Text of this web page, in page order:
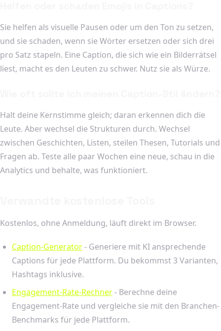
Sie helfen als visuelle Pausen oder um den Ton zu setzen,
und sie schaden, wenn sie Wörter ersetzen oder sich drei
pro Satz stapeln. Eine Caption, die sich wie ein Bilderrätsel
liest, macht es den Leuten zu schwer. Nutz sie als Würze.
Halt deine Kernstimme gleich; daran erkennen dich die
Leute. Aber wechsel die Strukturen durch. Wechsel
zwischen Geschichten, Listen, steilen Thesen, Tutorials und
Fragen ab. Teste alle paar Wochen eine neue, schau in die
Analytics und behalte, was funktioniert.
Kostenlos, ohne Anmeldung, läuft direkt im Browser.
Caption-Generator- Generiere mit KI ansprechende
Captions für jede Plattform. Du bekommst 3 Varianten,
Hashtags inklusive.
Engagement-Rate-Rechner- Berechne deine
Engagement-Rate und vergleiche sie mit den Branchen-
Benchmarks für jede Plattform.